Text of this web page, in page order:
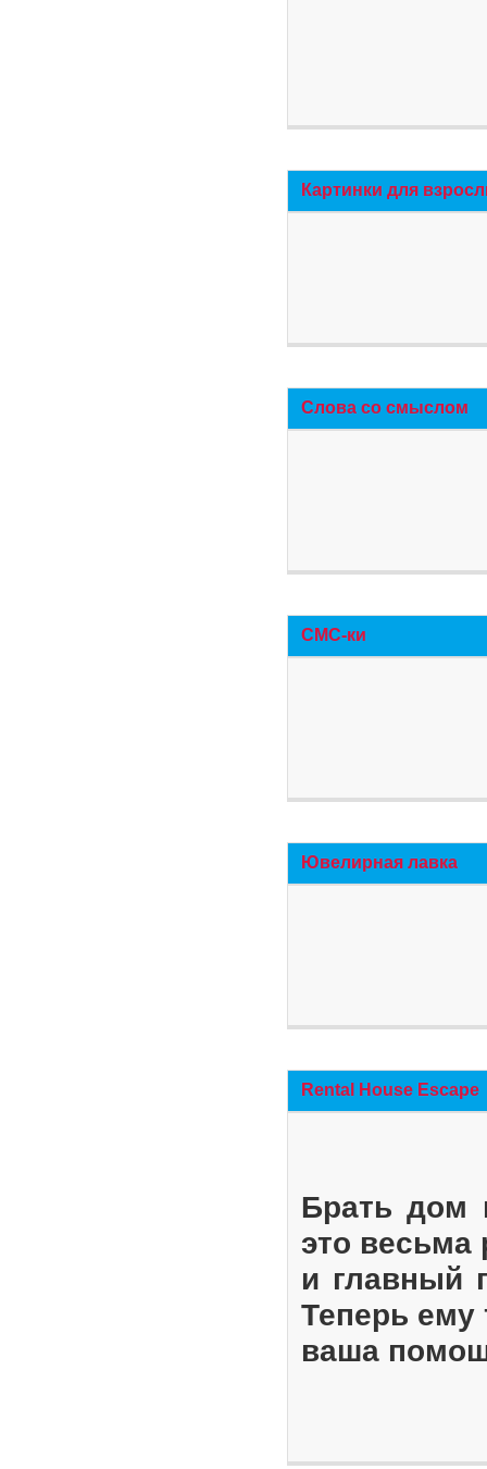
Картинки для
Слова со смыслом
СМС-ки
Ювелирная лавка
Rental House Escape
Брать дом
это весьма
и главный
Теперь ему
ваша